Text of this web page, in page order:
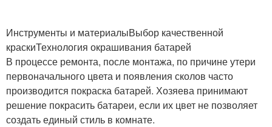
Инструменты и материалыВыбор качественной
краскиТехнология окрашивания батарей
В процессе ремонта, после монтажа, по причине утери
первоначального цвета и появления сколов часто
производится покраска батарей. Хозяева принимают
решение покрасить батареи, если их цвет не позволяет
создать единый стиль в комнате.